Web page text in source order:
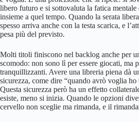
libero futuro e si sottovaluta la fatica mentale
insieme a quel tempo. Quando la serata
spesso arriva anche con la testa scarica, e
pesa più del previsto.
Molti titoli finiscono nel backlog anche per
scomodo: non sono lì per essere giocati, ma
tranquillizzanti. Avere una libreria piena dà
sicurezza, come dire “quando avrò voglia ho
Questa sicurezza però ha un effetto
esiste, meno si inizia. Quando le opzioni
cervello non sceglie ma rimanda, e il